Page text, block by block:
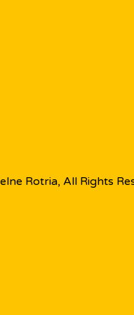
Rotria, All Rights